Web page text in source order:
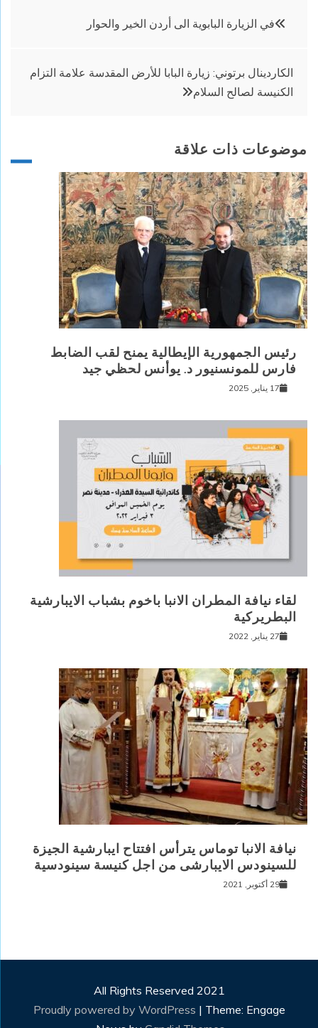
تصفّح
في الزيارة البابوية الى أردن الخير والحوار
الكاردينال برتوني: زيارة البابا للأرض المقدسة علامة التزام
الكنيسة لصالح السلام
موضوعات ذات علاقة
رئيس الجمهورية الإيطالية يمنح لقب الضابط
فارس للمونسنيور د. يوأنس لحظي جيد
17 يناير, 2025
لقاء نيافة المطران الانبا باخوم بشباب الايبارشية
البطريركية
27 يناير, 2022
نيافة الانبا توماس يترأس افتتاح ايبارشية الجيزة
للسينودس الايبارشى من اجل كنيسة سينودسية
29 أكتوبر, 2021
All Rights Reserved 2021
Proudly powered by WordPress | Theme: Engage